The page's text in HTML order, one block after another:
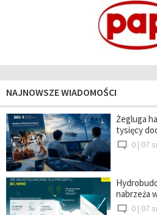
NAJNOWSZE WIADOMOŚCI
Żegluga
tysięcy
0 | 07
nabrzeża
0 | 07